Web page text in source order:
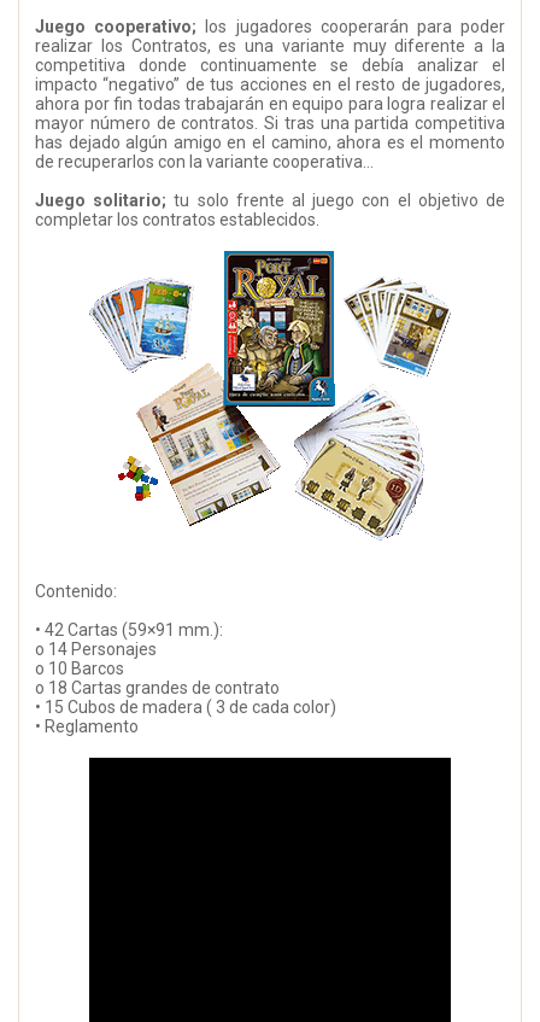
Juego cooperativo;
los jugadores cooperarán para poder
realizar los Contratos, es una variante muy diferente a la
competitiva donde continuamente se debía analizar el
impacto “negativo” de tus acciones en el resto de jugadores,
ahora por fin todas trabajarán en equipo para logra realizar el
mayor número de contratos. Si tras una partida competitiva
has dejado algún amigo en el camino, ahora es el momento
de recuperarlos con la variante cooperativa…
Juego solitario;tu solo frente al juego con el objetivo de
completar los contratos establecidos.
Contenido:
• 42 Cartas (59×91 mm.):
o 14 Personajes
o 10 Barcos
o 18 Cartas grandes de contrato
• 15 Cubos de madera ( 3 de cada color)
• Reglamento